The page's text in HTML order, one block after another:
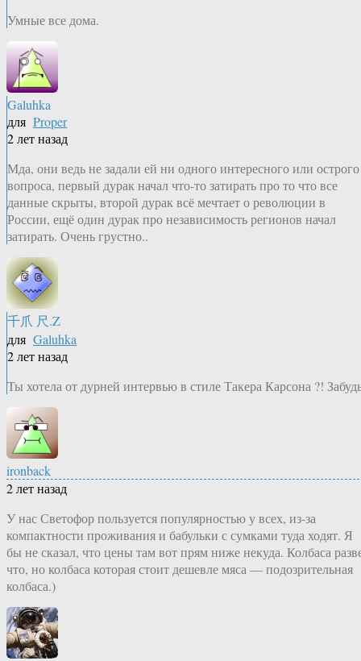
Умные все дома.
Galuhka
для Proper
2 лет назад
Мда, они ведь не задали ей ни одного интересного или острого
вопроса, первый дурак начал что-то затирать про то что все
данные скрыты, второй дурак всё мечтает о революции в
России, ещё один дурак про независимость регионов начал
затирать. Очень грустно..
千爪 尺.Z
для Galuhka
2 лет назад
Ты хотела от дурней интервью в стиле Такера Карсона ?!
ironback
2 лет назад
У нас Светофор пользуется популярностью у всех, из-за
компактности проживания и бабульки с сумками туда ходят. Я
бы не сказал, что цены там вот прям ниже некуда. Колбаса
что, но колбаса которая стоит дешевле мяса — подозрительная
колбаса.)